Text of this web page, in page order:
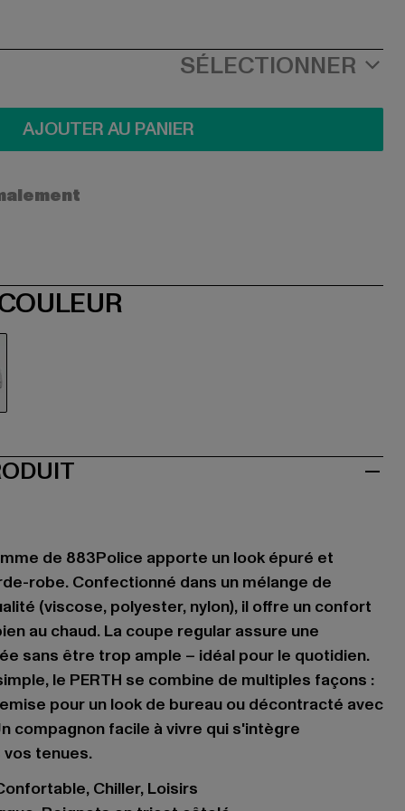
SÉLECTIONNER
AJOUTER AU PANIER
de 883Police apporte un look épuré et
robe. Confectionné dans un mélange de
(viscose, polyester, nylon), il offre un confort
au chaud. La coupe regular assure une
sans être trop ample – idéal pour le quotidien.
le PERTH se combine de multiples façons :
pour un look de bureau ou décontracté avec
compagnon facile à vivre qui s'intègre
tenues.
Chiller, Loisirs